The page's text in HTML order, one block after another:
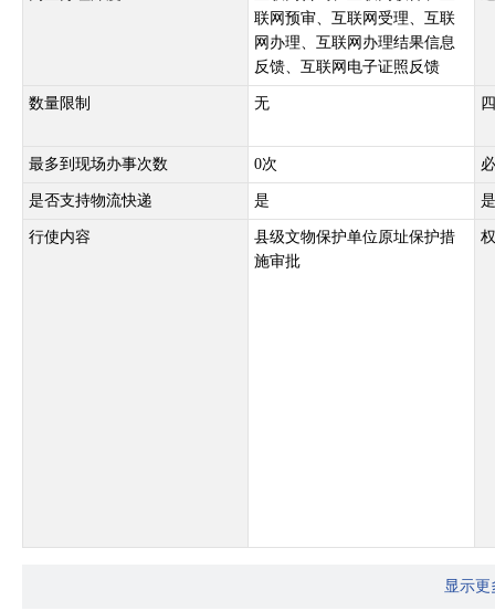
联网预审、互联网受理、互联
网办理、互联网办理结果信息
反馈、互联网电子证照反馈
数量限制 无
最多到现场办事次数 0次
是否支持物流快递 是
行使内容
县级文物保护单位原址保护措
施审批
显示更